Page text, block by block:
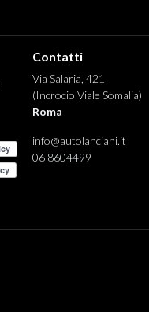
Contatti
Via Salaria, 421
(Incrocio Viale Somalia)
Roma
info@autolanciani.it
06 8604499